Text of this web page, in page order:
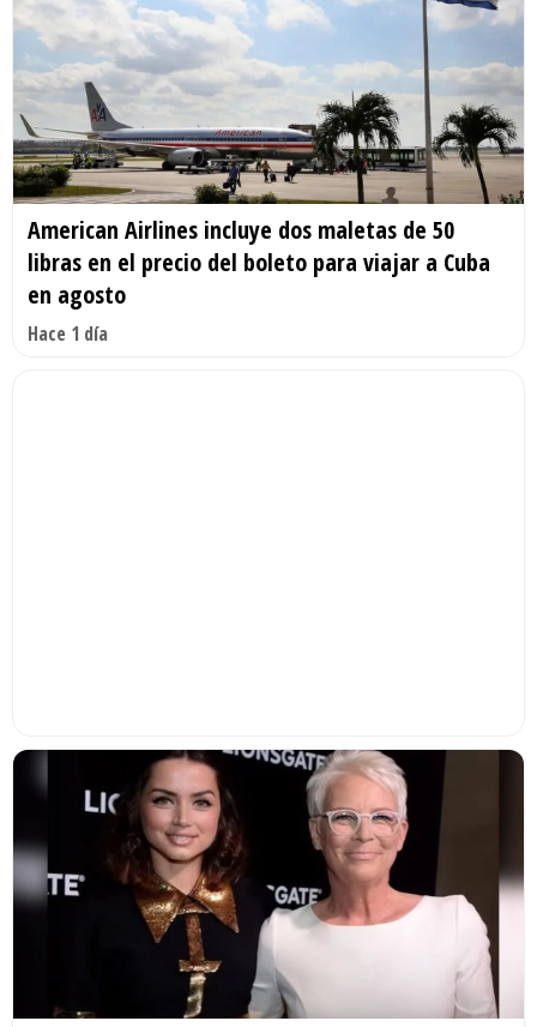
American Airlines incluye dos maletas de 50
libras en el precio del boleto para viajar a Cuba
en agosto
Hace 1 día